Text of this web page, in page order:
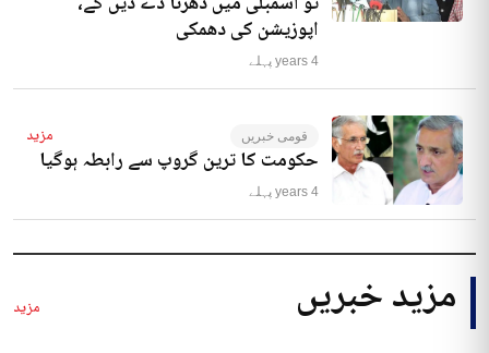
اپوزیشن کی دھمکی
4 years پہلے
قومی خبریں مزید
حکومت کا ترین گروپ سے رابطہ ہوگیا
4 years پہلے
مزید خبریں مزید